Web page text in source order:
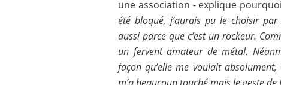
une association - explique
été bloqué, j’aurais pu le choisir
aussi parce que c’est un rockeur.
un fervent amateur de métal.
façon qu’elle me voulait absolument,